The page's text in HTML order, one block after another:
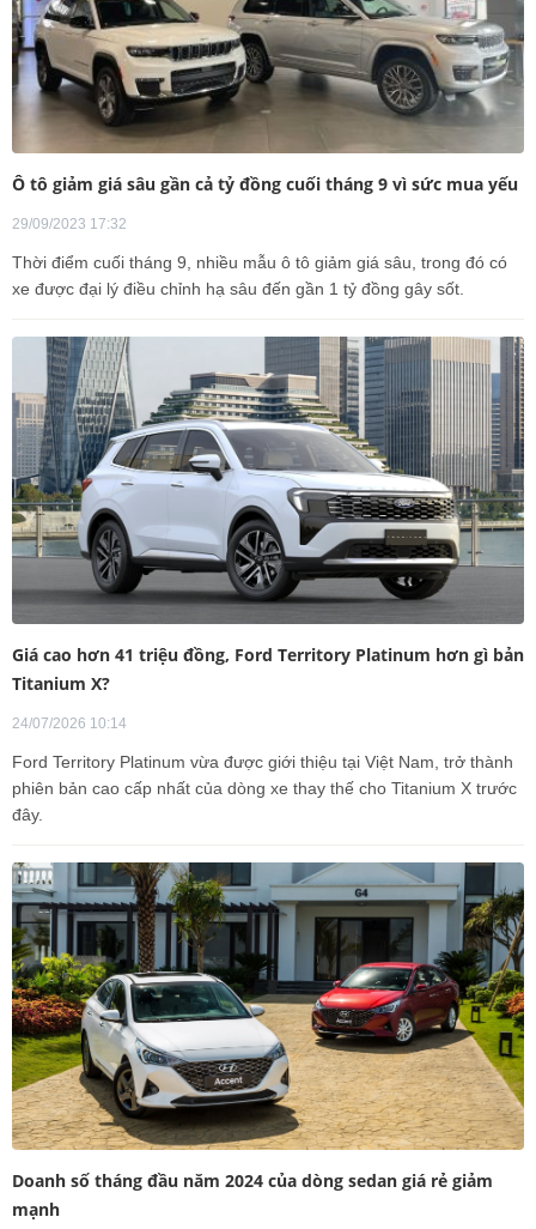
Ô tô giảm giá sâu gần cả tỷ đồng cuối tháng 9 vì sức mua yếu
29/09/2023 17:32
Thời điểm cuối tháng 9, nhiều mẫu ô tô giảm giá sâu, trong đó có
xe được đại lý điều chỉnh hạ sâu đến gần 1 tỷ đồng gây sốt.
Giá cao hơn 41 triệu đồng, Ford Territory Platinum hơn gì bản
Titanium X?
24/07/2026 10:14
Ford Territory Platinum vừa được giới thiệu tại Việt Nam, trở thành
phiên bản cao cấp nhất của dòng xe thay thế cho Titanium X trước
đây.
Doanh số tháng đầu năm 2024 của dòng sedan giá rẻ giảm
mạnh